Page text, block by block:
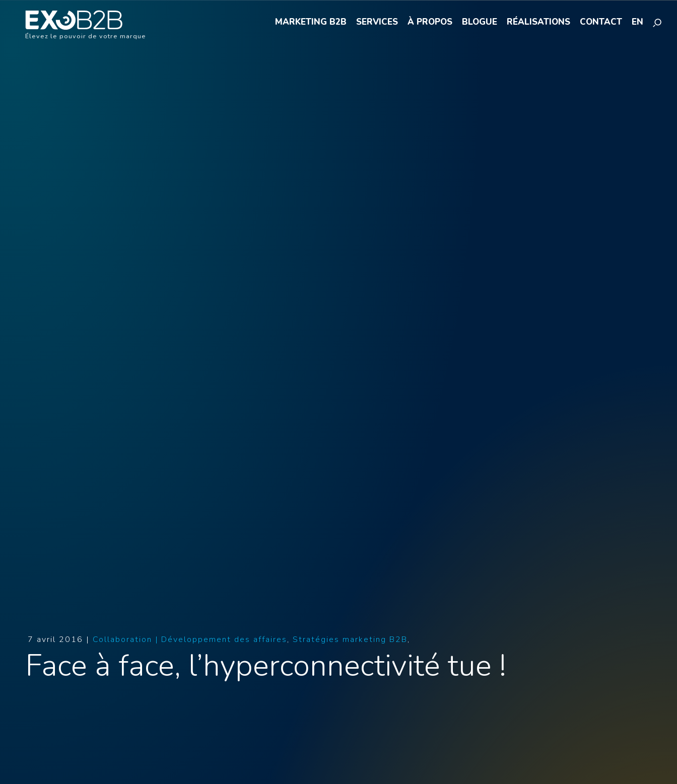
Élevez le pouvoir de votre marque
MARKETING B2B SERVICES À PROPOS BLOGUE RÉALISATIONS CONTACT EN
7 avril 2016 | Collaboration | Développement des affaires Stratégies marketing B2B
Face à face, l’hyperconnectivité tue !